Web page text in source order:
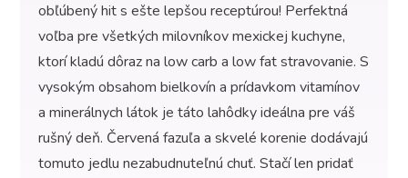
obľúbený hit s ešte lepšou receptúrou! Perfektná
voľba pre všetkých milovníkov mexickej kuchyne,
ktorí kladú dôraz na low carb a low fat stravovanie. S
vysokým obsahom bielkovín a prídavkom vitamínov
a minerálnych látok je táto lahôdky ideálna pre váš
rušný deň. Červená fazuľa a skvelé korenie dodávajú
tomuto jedlu nezabudnuteľnú chuť. Stačí len pridať